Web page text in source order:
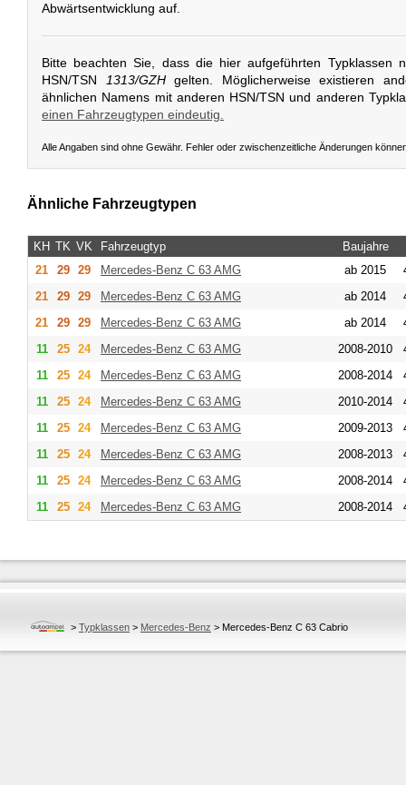
Abwärtsentwicklung auf.
Bitte beachten Sie, dass die hier aufgeführten Typklassen
HSN/TSN
1313/GZHgelten. Möglicherweise existieren
ähnlichen Namens mit anderen HSN/TSN und anderen
einen Fahrzeugtypen eindeutig.
Alle Angaben sind ohne Gewähr. Fehler oder zwischenzeitliche Änderungen
Ähnliche Fahrzeugtypen
KH TK VK Fahrzeugtyp Baujahre
21
29 29 Mercedes-Benz C 63 AMG ab 2015
21
29 29 Mercedes-Benz C 63 AMG ab 2014
21
29 29 Mercedes-Benz C 63 AMG ab 2014
11
25 24 Mercedes-Benz C 63 AMG 2008-2010
11
25 24 Mercedes-Benz C 63 AMG 2008-2014
11
25 24 Mercedes-Benz C 63 AMG 2010-2014
11
25 24 Mercedes-Benz C 63 AMG 2009-2013
11
25 24 Mercedes-Benz C 63 AMG 2008-2013
11
25 24 Mercedes-Benz C 63 AMG 2008-2014
11
25 24 Mercedes-Benz C 63 AMG 2008-2014
> Typklassen > Mercedes-Benz > Mercedes-Benz C 63 Cabrio